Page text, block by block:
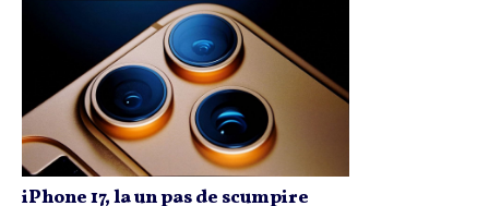
iPhone 17, la un pas de scumpire